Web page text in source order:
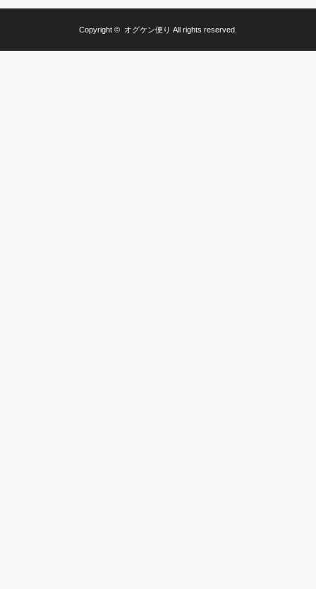
Copyright © オグケン便り All rights reserved.